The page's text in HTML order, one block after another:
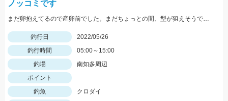
ノッコミです
まだ卵抱えてるので産卵前でした。まだちょっとの間、型が狙えそうです。
釣行日
2022/05/26
釣行時間
05:00～15:00
釣場
南知多周辺
ポイント
釣魚
クロダイ